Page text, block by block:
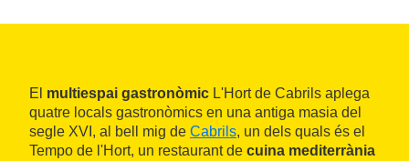
El multiespai gastronòmic L'Hort de Cabrils aplega
quatre locals gastronòmics en una antiga masia del
segle XVI, al bell mig de Cabrils, un dels quals és el
Tempo de l'Hort, un restaurant de cuina mediterrània